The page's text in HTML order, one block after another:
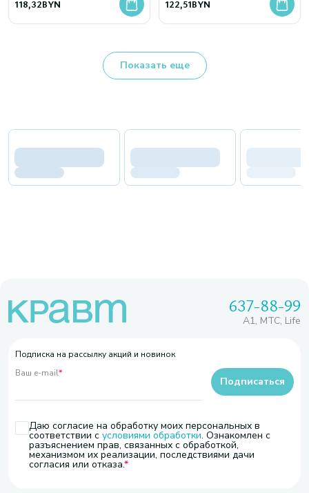
118,32BYN 122,51BYN
Показать еще
637-88-99
A1, МТС, Life
Подписка на рассылку акций и новинок
Ваш e-mail*
Даю согласие на обработку моих персональных в
соответствии с условиями обработки. Ознакомлен с
разъяснением прав, связанных с обработкой,
механизмом их реализации, последствиями дачи
согласия или отказа.
Подписаться